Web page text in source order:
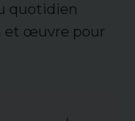
quotidien
et œuvre pour